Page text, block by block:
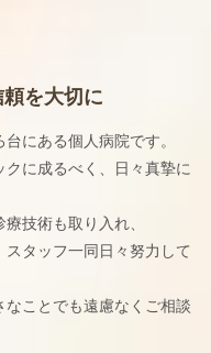
を大切に
にある個人病院です。
に成るべく、日々真摯に
技術も取り入れ、
タッフ一同日々努力して
ことでも遠慮なくご相談